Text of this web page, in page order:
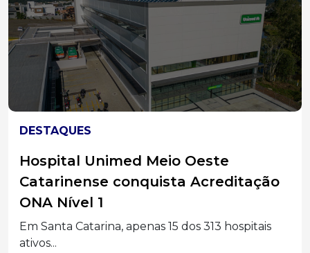
DESTAQUES
Acidente grave entre carro e
caminhões deixa feridos na BR-282
em Joaçaba
Colisão envolvendo carro, caminhão e uma
carreta mobilizou grande...